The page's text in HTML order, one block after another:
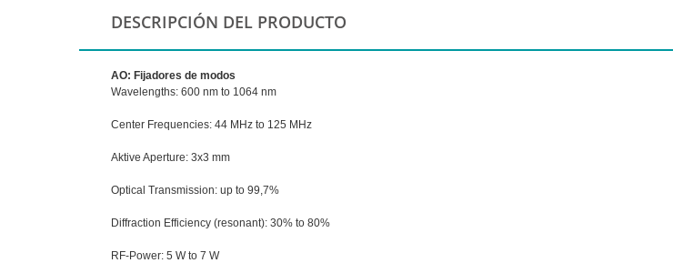
DESCRIPCIÓN DEL PRODUCTO
AO: Fijadores de modos
Wavelengths: 600 nm to 1064 nm
Center Frequencies: 44 MHz to 125 MHz
Aktive Aperture: 3x3 mm
Optical Transmission: up to 99,7%
Diffraction Efficiency (resonant): 30% to 80%
RF-Power: 5 W to 7 W